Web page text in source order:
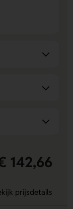
142,66
prijsdetails